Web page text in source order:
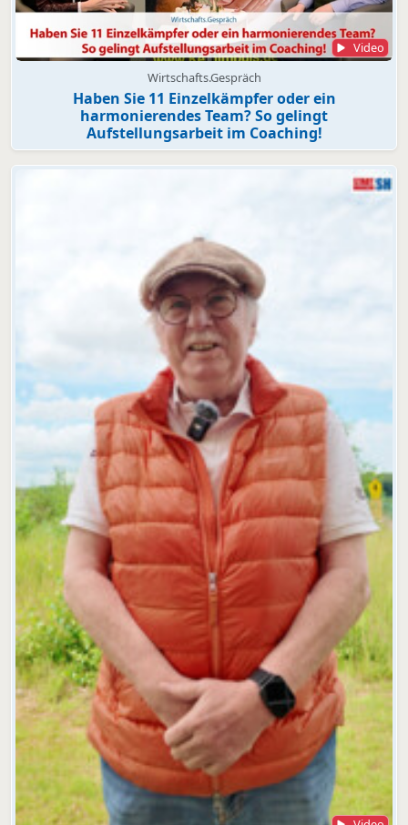
Video
Wirtschafts.Gespräch
Haben Sie 11 Einzelkämpfer oder ein
harmonierendes Team? So gelingt
Aufstellungsarbeit im Coaching!